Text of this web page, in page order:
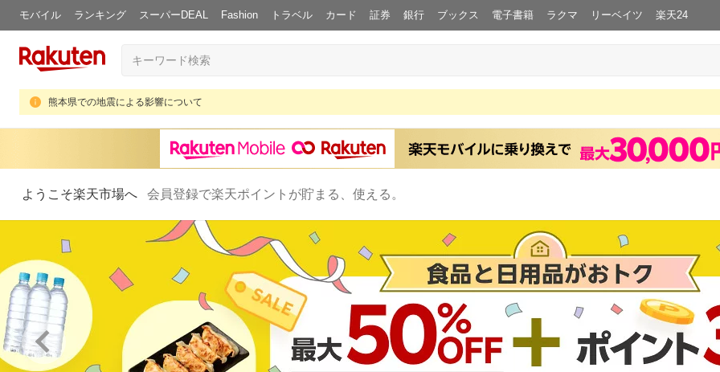
モバイル ランキング スーパーDEAL Fashion トラベル カード 証券 銀行 ブックス 電子書籍 ラクマ リーベイツ 楽天24
熊本県での地震による影響について
ようこそ楽天市場へ 会員登録で楽天ポイントが貯まる、使える。